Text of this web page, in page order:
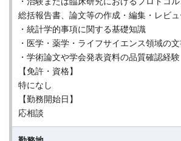
総括報告書、論文等の作成・編集・レビ
・統計学的事項に関する基礎知識
・医学・薬学・ライフサイエンス領域の
・学術論文や学会発表資料の品質確認経験
【免許・資格】
特になし
【勤務開始日】
応相談